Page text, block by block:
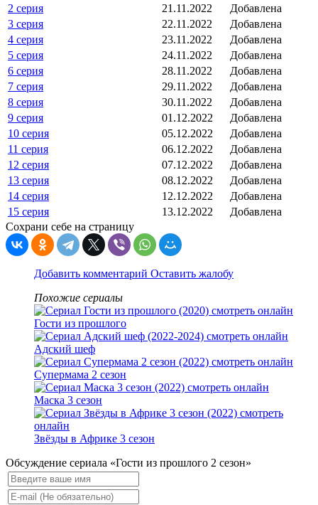
2 серия
21.11.2022
Добавлена
3 серия
22.11.2022
Добавлена
4 серия
23.11.2022
Добавлена
5 серия
24.11.2022
Добавлена
6 серия
28.11.2022
Добавлена
7 серия
29.11.2022
Добавлена
8 серия
30.11.2022
Добавлена
9 серия
01.12.2022
Добавлена
10 серия
05.12.2022
Добавлена
11 серия
06.12.2022
Добавлена
12 серия
07.12.2022
Добавлена
13 серия
08.12.2022
Добавлена
14 серия
12.12.2022
Добавлена
15 серия
13.12.2022
Добавлена
Сохрани себе на страницу
Добавить комментарий Оставить жалобу
Похожие сериалы
Гости из прошлого
Адский шеф
Супермама 2 сезон
Маска 3 сезон
Звёзды в Африке 3 сезон
Обсуждение сериала «Гости из прошлого 2 сезон»